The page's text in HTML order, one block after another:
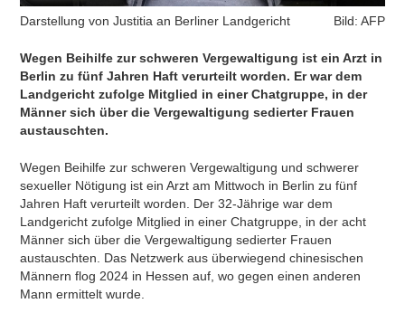
Darstellung von Justitia an Berliner Landgericht Bild: AFP
Wegen Beihilfe zur schweren Vergewaltigung ist ein Arzt in
Berlin zu fünf Jahren Haft verurteilt worden. Er war dem
Landgericht zufolge Mitglied in einer Chatgruppe, in der
Männer sich über die Vergewaltigung sedierter Frauen
austauschten.
Wegen Beihilfe zur schweren Vergewaltigung und schwerer
sexueller Nötigung ist ein Arzt am Mittwoch in Berlin zu fünf
Jahren Haft verurteilt worden. Der 32-Jährige war dem
Landgericht zufolge Mitglied in einer Chatgruppe, in der acht
Männer sich über die Vergewaltigung sedierter Frauen
austauschten. Das Netzwerk aus überwiegend chinesischen
Männern flog 2024 in Hessen auf, wo gegen einen anderen
Mann ermittelt wurde.